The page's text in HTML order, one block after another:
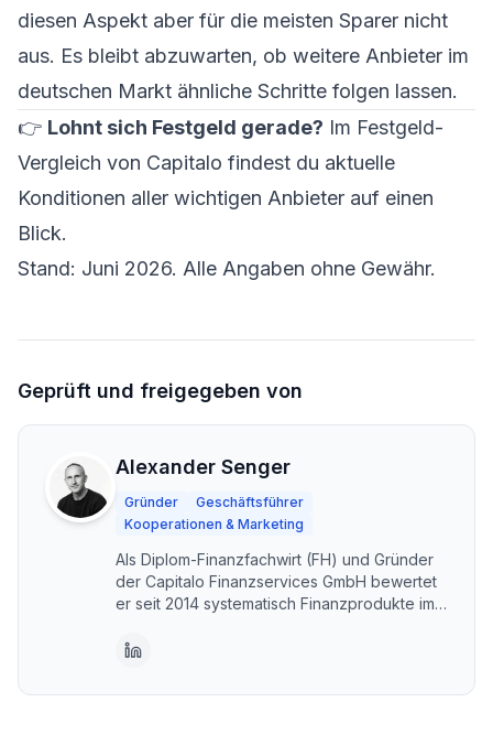
diesen Aspekt aber für die meisten Sparer nicht
aus. Es bleibt abzuwarten, ob weitere Anbieter im
deutschen Markt ähnliche Schritte folgen lassen.
👉 Lohnt sich Festgeld gerade? Im Festgeld-
Vergleich von Capitalo findest du aktuelle
Konditionen aller wichtigen Anbieter auf einen
Blick.
Stand: Juni 2026. Alle Angaben ohne Gewähr.
Geprüft und freigegeben von
Alexander Senger
Gründer
Geschäftsführer
Kooperationen & Marketing
Als Diplom-Finanzfachwirt (FH) und Gründer
der Capitalo Finanzservices GmbH bewertet
er seit 2014 systematisch Finanzprodukte im
transparente Vergleiche – kostenlos und im
Unterstützung, fachlich geprüft und